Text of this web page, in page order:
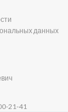
данных
21-41